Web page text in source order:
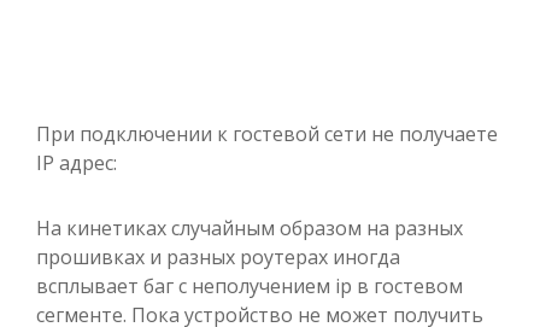
При подключении к гостевой сети не получаете
IP адрес:
На кинетиках случайным образом на разных
прошивках и разных роутерах иногда
всплывает баг с неполучением ip в гостевом
сегменте. Пока устройство не может получить